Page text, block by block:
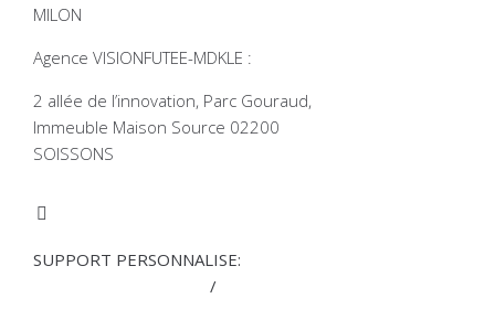
MILON
Agence VISIONFUTEE-MDKLE :
2 allée de l’innovation, Parc Gouraud,
Immeuble Maison Source 02200
SOISSONS
SUPPORT PERSONNALISE:
/